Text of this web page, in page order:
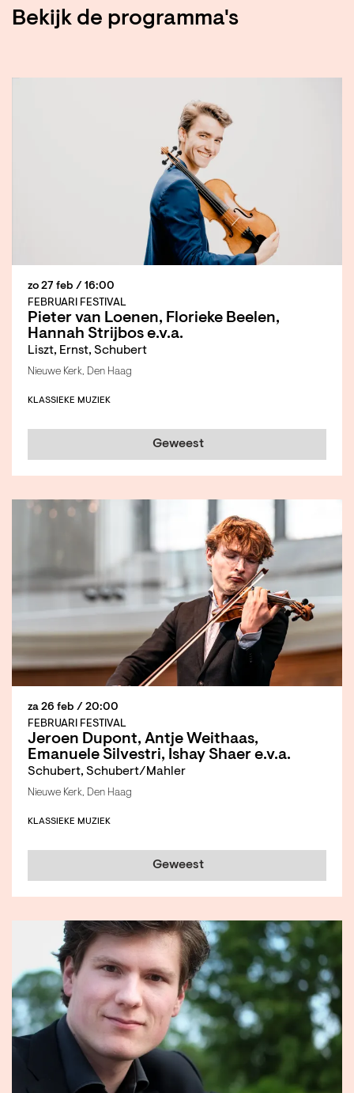
Bekijk de programma's
Pieter van Loenen, Florieke Beelen,
Hannah Strijbos e.v.a.
Liszt, Ernst, Schubert
FEBRUARI FESTIVAL
zo 27 feb / 16:00
Nieuwe Kerk, Den Haag
KLASSIEKE MUZIEK
Geweest
Jeroen Dupont, Antje Weithaas,
Emanuele Silvestri, Ishay Shaer e.v.a.
Schubert, Schubert/Mahler
FEBRUARI FESTIVAL
za 26 feb / 20:00
Nieuwe Kerk, Den Haag
KLASSIEKE MUZIEK
Geweest